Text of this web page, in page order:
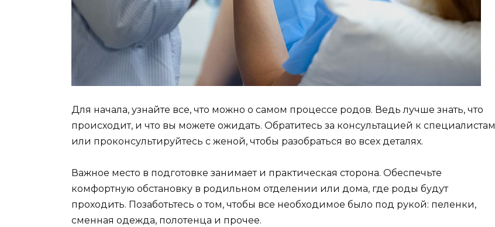
Для начала, узнайте все, что можно о самом процессе родов. Ведь лучше знать, что
происходит, и что вы можете ожидать. Обратитесь за консультацией к специалистам
или проконсультируйтесь с женой, чтобы разобраться во всех деталях.
Важное место в подготовке занимает и практическая сторона. Обеспечьте
комфортную обстановку в родильном отделении или дома, где роды будут
проходить. Позаботьтесь о том, чтобы все необходимое было под рукой: пеленки,
сменная одежда, полотенца и прочее.